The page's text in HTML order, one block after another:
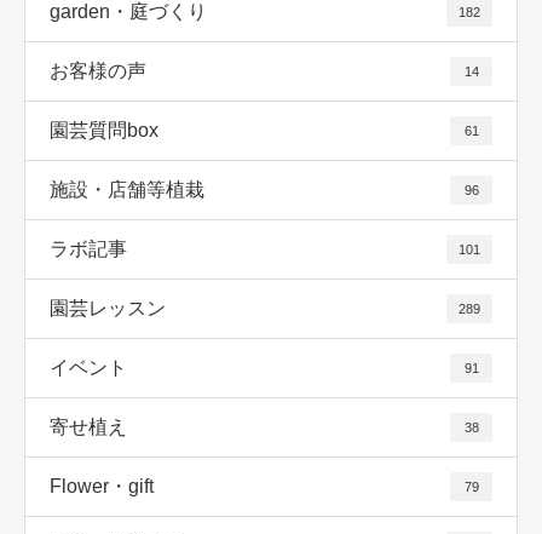
garden・庭づくり 182
お客様の声 14
園芸質問box 61
施設・店舗等植栽 96
ラボ記事 101
園芸レッスン 289
イベント 91
寄せ植え 38
Flower・gift 79